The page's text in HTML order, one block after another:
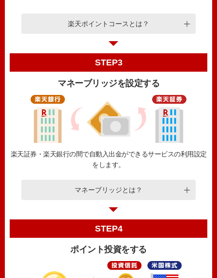
楽天ポイントコースとは？
STEP3
マネーブリッジを設定する
楽天証券・楽天銀行の間で自動入出金ができるサービスの利用設定
をします。
マネーブリッジとは？
STEP4
ポイント投資をする